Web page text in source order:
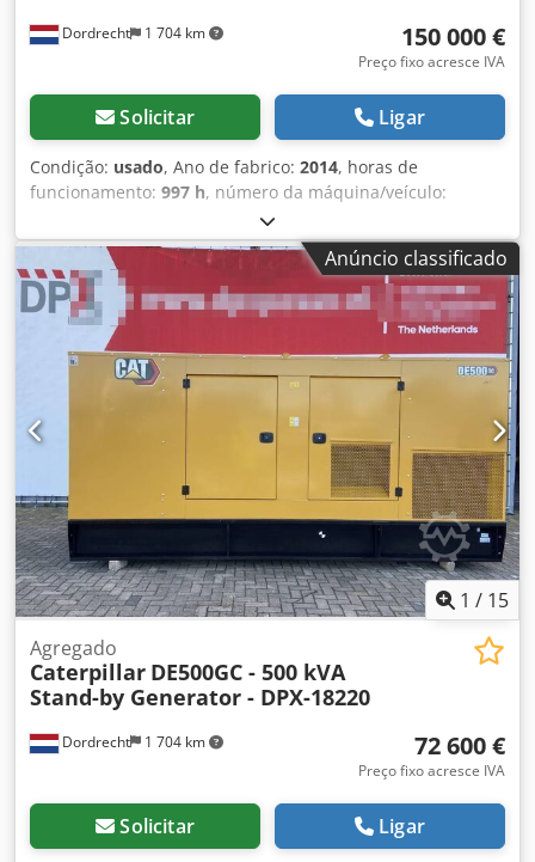
Dordrecht 1 704 km 150 000 €
Preço fixo acresce IVA
Solicitar Ligar
Condição: usado, Ano de fabrico: 2014, horas de
funcionamento: 997 h, número da máquina/veículo:
, tipo de combustível:
motores:Caterpillar 3512, Finalidade de utilização:
construção civil Peso em vazio: 14.000 kg Potência do
gerador: 1.250 kVA Dimensões da área de carga: 565 x 220
x 230 cm País de fabricação: EUA Contacte a equipa DPX
para obter mais informações. = Outras opções e acessórios
= - Painel de controlo Crjdpjzmlpbefx Ahujf
Anúncio classificado
1 / 15
Dordrecht 1 704 km
Agregado
Caterpillar DE500GC - 500 kVA
Stand-by Generator - DPX-18220
72 600 €
Preço fixo acresce IVA
Solicitar Ligar